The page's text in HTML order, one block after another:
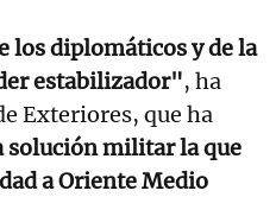
los diplomáticos y de la
estabilizador", ha
Exteriores, que ha
solución militar la que
a Oriente Medio